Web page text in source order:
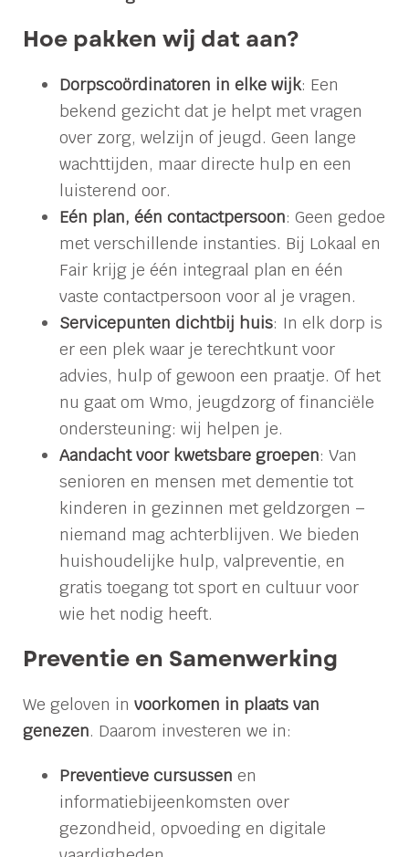
Hoe pakken wij dat aan?
Dorpscoördinatoren in elke wijk: Een
bekend gezicht dat je helpt met vragen
over zorg, welzijn of jeugd. Geen lange
wachttijden, maar directe hulp en een
luisterend oor.
Eén plan, één contactpersoon: Geen gedoe
met verschillende instanties. Bij Lokaal en
Fair krijg je één integraal plan en één
vaste contactpersoon voor al je vragen.
Servicepunten dichtbij huis: In elk dorp is
er een plek waar je terechtkunt voor
advies, hulp of gewoon een praatje. Of het
nu gaat om Wmo, jeugdzorg of financiële
ondersteuning: wij helpen je.
Aandacht voor kwetsbare groepen: Van
senioren en mensen met dementie tot
kinderen in gezinnen met geldzorgen –
niemand mag achterblijven. We bieden
huishoudelijke hulp, valpreventie, en
gratis toegang tot sport en cultuur voor
wie het nodig heeft.
Preventie en Samenwerking
We geloven in voorkomen in plaats van
genezen. Daarom investeren we in:
Preventieve cursussen en
informatiebijeenkomsten over
gezondheid, opvoeding en digitale